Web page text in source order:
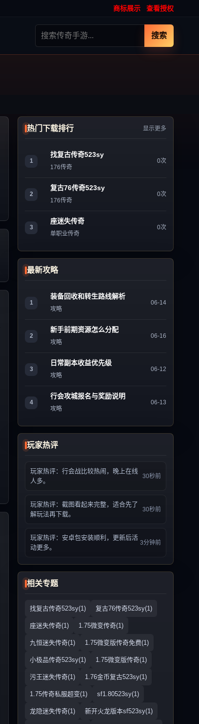
商标展示 查看授权
搜索
热门下载排行 显示更多
1
找复古传奇523sy
176传奇
0次
2
复古76传奇523sy
176传奇
0次
3
座迷失传奇
单职业传奇
0次
最新攻略
1
装备回收和转生路线解析
攻略
06-14
2
新手前期资源怎么分配
攻略
06-16
3
日常副本收益优先级
攻略
06-12
4
行会攻城报名与奖励说明
攻略
06-13
玩家热评
玩家热评：行会战比较热闹，晚上在线
人多。
30秒前
玩家热评：截图看起来完整，适合先了
解玩法再下载。
30秒前
玩家热评：安卓包安装顺利，更新后活
动更多。
3分钟前
相关专题
找复古传奇523sy(1) 复古76传奇523sy(1)
座迷失传奇(1) 1.75微变传奇(1)
九恒迷失传奇(1) 1.75微变版传奇免费(1)
小极品传奇523sy(1) 1.75微变版传奇(1)
污王迷失传奇(1) 1.76金币复古523sy(1)
1.75传奇私服超变(1) sf1.80523sy(1)
龙隐迷失传奇(1) 新开火龙版本sf523sy(1)